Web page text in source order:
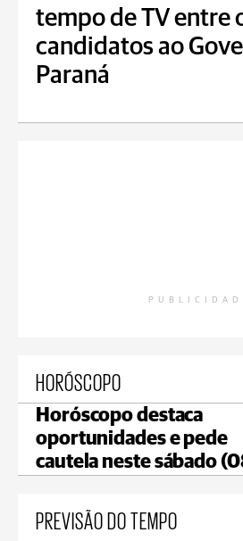
tempo de TV entre
candidatos ao
Paraná
HORÓSCOPO
Horóscopo destaca
oportunidades e pede
cautela neste sábado
PREVISÃO DO TEMPO